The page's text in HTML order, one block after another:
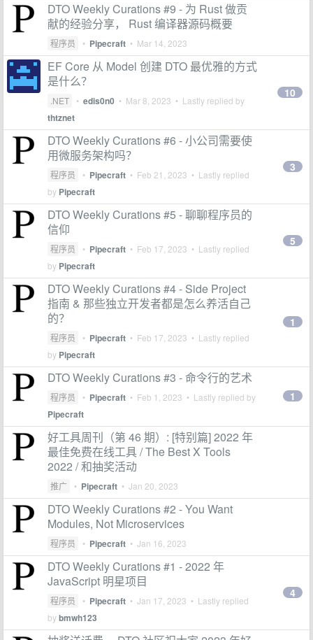
DTO Weekly Curations #9 - 为 Rust 做贡
献的经验分享， Rust 编译器源码概要
程序员 • Pipecraft • Mar 14, 2023
EF Core 从 Model 创建 DTO 最优雅的方式
是什么？
.NET • edis0n0 • Mar 8, 2023 • Lastly replied by
thtznet
10
DTO Weekly Curations #6 - 小公司需要使
用微服务架构吗？
程序员 • Pipecraft • Feb 21, 2023 • Lastly replied
by Pipecraft
3
DTO Weekly Curations #5 - 聊聊程序员的
信仰
程序员 • Pipecraft • Feb 17, 2023 • Lastly replied
by Pipecraft
5
DTO Weekly Curations #4 - Side Project
指南 & 那些独立开发者都是怎么养活自己
的？
程序员 • Pipecraft • Feb 17, 2023 • Lastly replied
by Pipecraft
1
DTO Weekly Curations #3 - 命令行的艺术
程序员 • Pipecraft • Feb 1, 2023 • Lastly replied by
Pipecraft
1
好工具周刊（第 46 期）: [特别篇] 2022 年
最佳免费在线工具 / The Best X Tools
2022 / 和抽奖活动
推广 • Pipecraft • Jan 20, 2023
DTO Weekly Curations #2 - You Want
Modules, Not Microservices
程序员 • Pipecraft • Jan 16, 2023
DTO Weekly Curations #1 - 2022 年
JavaScript 明星项目
程序员 • Pipecraft • Jan 17, 2023 • Lastly replied
bybmwh123
4